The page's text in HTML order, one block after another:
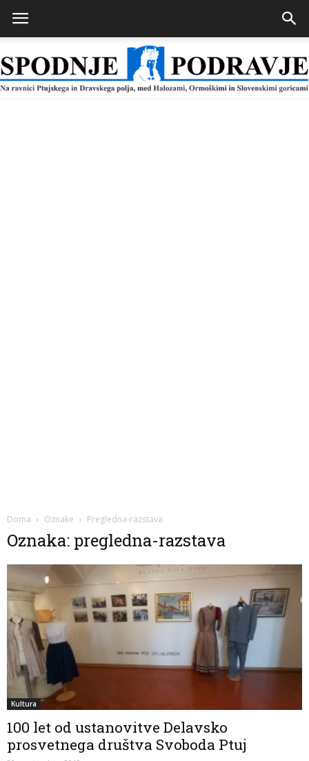
Doma Oznake Pregledna-razstava
Oznaka: pregledna-razstava
Kultura
100 let od ustanovitve Delavsko
prosvetnega društva Svoboda Ptuj